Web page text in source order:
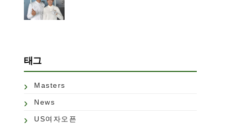
태그
Masters
News
US여자오픈